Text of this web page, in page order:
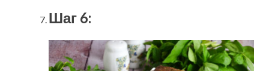
Шаг 6: